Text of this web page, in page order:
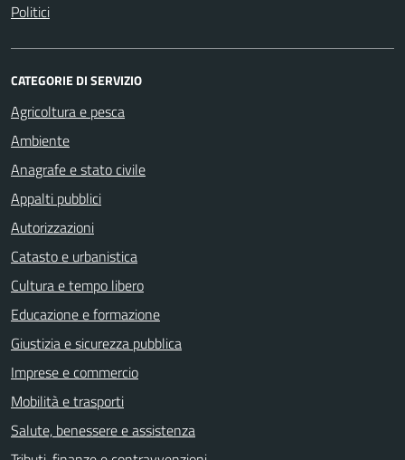
Politici
CATEGORIE DI SERVIZIO
Agricoltura e pesca
Ambiente
Anagrafe e stato civile
Appalti pubblici
Autorizzazioni
Catasto e urbanistica
Cultura e tempo libero
Educazione e formazione
Giustizia e sicurezza pubblica
Imprese e commercio
Mobilità e trasporti
Salute, benessere e assistenza